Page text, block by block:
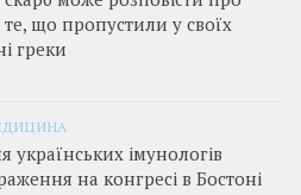
те, що пропустили у своїх
греки
українських імунологів
на конгресі в Бостоні